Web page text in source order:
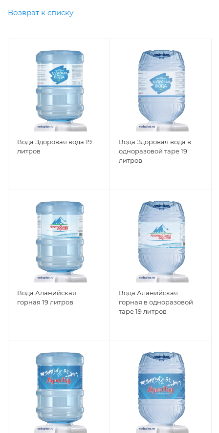
Возврат к списку
Вода Здоровая вода 19
литров
Вода Здоровая вода в
одноразовой таре 19
литров
Вода Аланийская
горная 19 литров
Вода Аланийская
горная в одноразовой
таре 19 литров